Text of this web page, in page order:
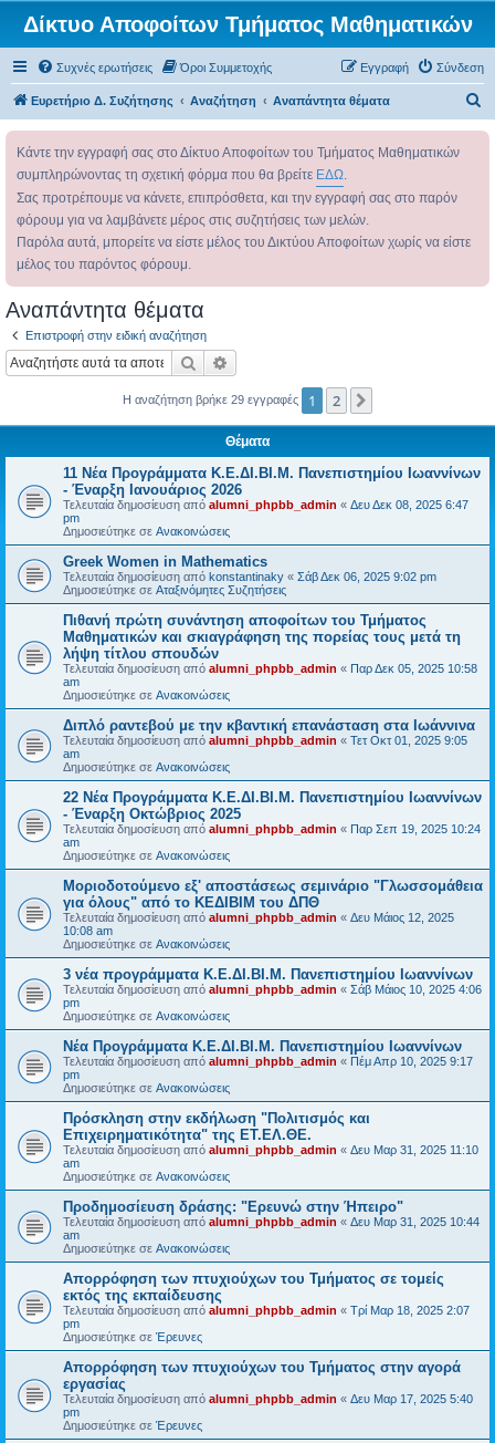
Δίκτυο Αποφοίτων Τμήματος Μαθηματικών
Συχνές ερωτήσεις Όροι Συμμετοχής Σύνδεση
Εγγραφή
Ευρετήριο Δ. Συζήτησης Αναζήτηση Αναπάντητα θέματα
σ
Κάντε την εγγραφή σας στο Δίκτυο Αποφοίτων του Τμήματος Μαθηματικών
συμπληρώνοντας τη σχετική φόρμα που θα βρείτε ΕΔΩ.
Σας προτρέπουμε να κάνετε, επιπρόσθετα, και την εγγραφή σας στο παρόν
φόρουμ για να λαμβάνετε μέρος στις συζητήσεις των μελών.
Παρόλα αυτά, μπορείτε να είστε μέλος του Δικτύου Αποφοίτων χωρίς να είστε
μέλος του παρόντος φόρουμ.
Αναπάντητα θέματα
Επιστροφή στην ειδική αναζήτηση
Αναζήτηση
Η αναζήτηση βρήκε 29 εγγραφές 1 2
Θέματα
11 Νέα Προγράμματα Κ.Ε.ΔΙ.ΒΙ.Μ. Πανεπιστημίου Ιωαννίνων
- Έναρξη Ιανουάριος 2026
Τελευταία δημοσίευση από alumni_phpbb_admin « Δευ Δεκ 08, 2025 6:47
pm
Δημοσιεύτηκε σε Ανακοινώσεις
Greek Women in Mathematics
Τελευταία δημοσίευση από konstantinaky « Σάβ Δεκ 06, 2025 9:02 pm
Δημοσιεύτηκε σε Αταξινόμητες Συζητήσεις
Πιθανή πρώτη συνάντηση αποφοίτων του Τμήματος
Μαθηματικών και σκιαγράφηση της πορείας τους μετά τη
λήψη τίτλου σπουδών
Τελευταία δημοσίευση από alumni_phpbb_admin « Παρ Δεκ 05, 2025 10:58
am
Δημοσιεύτηκε σε Ανακοινώσεις
Διπλό ραντεβού με την κβαντική επανάσταση στα Ιωάννινα
Τελευταία δημοσίευση από alumni_phpbb_admin « Τετ Οκτ 01, 2025 9:05
am
Δημοσιεύτηκε σε Ανακοινώσεις
22 Νέα Προγράμματα Κ.Ε.ΔΙ.ΒΙ.Μ. Πανεπιστημίου Ιωαννίνων
- Έναρξη Οκτώβριος 2025
Τελευταία δημοσίευση από alumni_phpbb_admin « Παρ Σεπ 19, 2025 10:24
am
Δημοσιεύτηκε σε Ανακοινώσεις
Μοριοδοτούμενο εξ' αποστάσεως σεμινάριο "Γλωσσομάθεια
για όλους" από το ΚΕΔΙΒΙΜ του ΔΠΘ
Τελευταία δημοσίευση από alumni_phpbb_admin « Δευ Μάιος 12, 2025
10:08 am
Δημοσιεύτηκε σε Ανακοινώσεις
3 νέα προγράμματα Κ.Ε.ΔΙ.ΒΙ.Μ. Πανεπιστημίου Ιωαννίνων
Τελευταία δημοσίευση από alumni_phpbb_admin « Σάβ Μάιος 10, 2025 4:06
pm
Δημοσιεύτηκε σε Ανακοινώσεις
Νέα Προγράμματα Κ.Ε.ΔΙ.ΒΙ.Μ. Πανεπιστημίου Ιωαννίνων
Τελευταία δημοσίευση από alumni_phpbb_admin « Πέμ Απρ 10, 2025 9:17
pm
Δημοσιεύτηκε σε Ανακοινώσεις
Πρόσκληση στην εκδήλωση "Πολιτισμός και
Επιχειρηματικότητα" της ΕΤ.ΕΛ.ΘΕ.
Τελευταία δημοσίευση από alumni_phpbb_admin « Δευ Μαρ 31, 2025 11:10
am
Δημοσιεύτηκε σε Ανακοινώσεις
Προδημοσίευση δράσης: "Ερευνώ στην Ήπειρο"
Τελευταία δημοσίευση από alumni_phpbb_admin « Δευ Μαρ 31, 2025 10:44
am
Δημοσιεύτηκε σε Ανακοινώσεις
Απορρόφηση των πτυχιούχων του Τμήματος σε τομείς
εκτός της εκπαίδευσης
Τελευταία δημοσίευση από alumni_phpbb_admin « Τρί Μαρ 18, 2025 2:07
pm
Δημοσιεύτηκε σε Έρευνες
Απορρόφηση των πτυχιούχων του Τμήματος στην αγορά
εργασίας
Τελευταία δημοσίευση από alumni_phpbb_admin « Δευ Μαρ 17, 2025 5:40
pm
Δημοσιεύτηκε σε Έρευνες